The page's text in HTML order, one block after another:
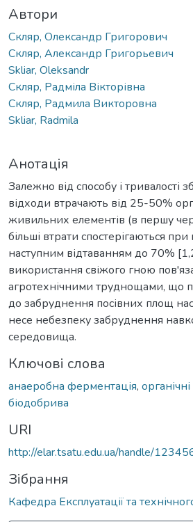
Автори
Скляр, Олександр Григорович
Скляр, Александр Григорьевич
Skliar, Oleksandr
Скляр, Радміла Вікторівна
Скляр, Радмила Викторовна
Skliar, Radmila
Анотація
Залежно від способу і тривалості
відходи втрачають від 25-50%
живильних елементів (в першу
більші втрати спостерігаються
наступним відтаванням до 70%
використання свіжого гною
агротехнічними труднощами, що
до забруднення посівних площ
несе небезпеку забруднення
середовища.
Ключові слова
анаеробна ферментація,
біодобрива
URI
http://elar.tsatu.edu.ua/handle/
Зібрання
Кафедра Експлуатації та